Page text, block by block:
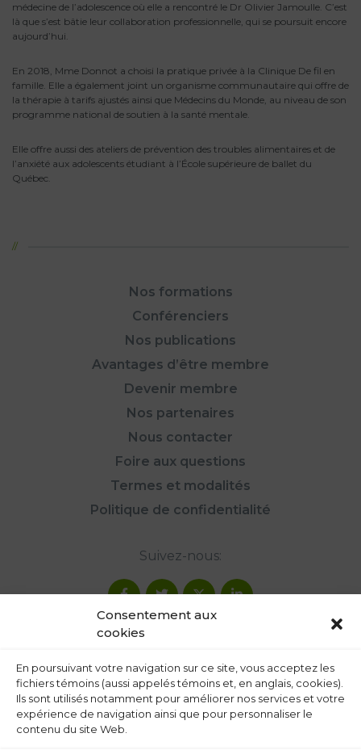
Consentement aux
cookies
En poursuivant votre navigation sur ce site, vous acceptez les
fichiers témoins (aussi appelés témoins et, en anglais, cookies).
Ils sont utilisés notamment pour améliorer nos services et votre
expérience de navigation ainsi que pour personnaliser le
contenu du site Web.
médecine de l’adolescence où elle a rencontré le Dr Olivier Jamoulle. C’est
là que s’est bâtie leur collaboration professionnelle, qui se poursuit encore
aujourd’hui.
En 2018, Mme Donnot a choisi la pratique privée à la Clinique De fil en
famille. Elle a également joint un organisme communautaire qui offre de
la thérapie à tarifs ajustés ainsi que Médecins du Monde, au niveau de son
programme national de soutien à la santé mentale.
Elle offre aussi des ateliers de prévention des troubles alimentaires et de
l’anxiété aux adolescents étudiant à l’École supérieure de ballet du
Québec.
Nos formations
Conférenciers
Nos publications
Avantages d’être membre
Devenir membre
Nos partenaires
Nous contacter
Foire aux questions
Termes et modalités
Politique de confidentialité
Suivez-nous: